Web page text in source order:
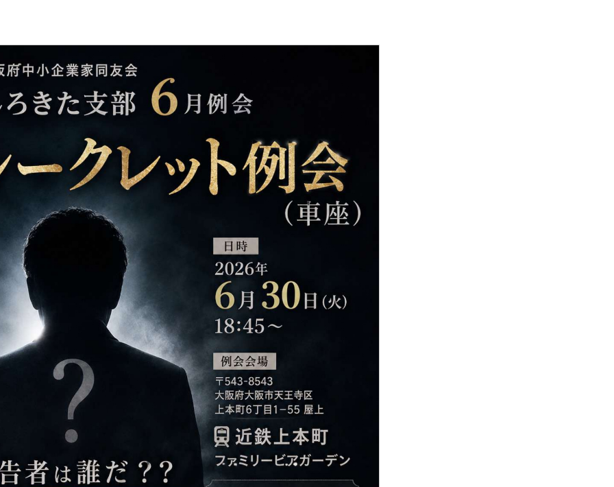
例会案内・活動報告
例会案内・活動報告
入会案内
入会案内
事務局
事務局のご案内
コンテンツ
コラム
ニュース
書籍紹介